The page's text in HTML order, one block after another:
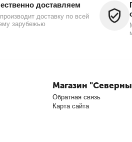
доставляем
доставку по всей
зарубежью
Магазин
Обратная связь
Карта сайта